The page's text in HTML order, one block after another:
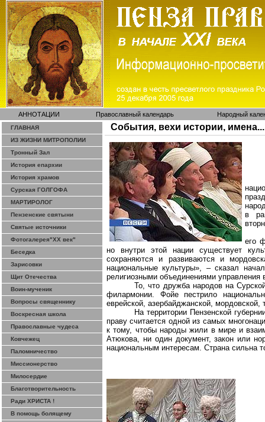
АННОТАЦИИ Православный календарь Народный
ГЛАВНАЯ
ИЗ ЖИЗНИ МИТРОПОЛИИ
Тронный Зал
История епархии
История храмов
Сурская ГОЛГОФА
МАРТИРОЛОГ
Пензенские святыни
Святые источники
Фотогалерея"ХХ век"
Беседка
Зарисовки
Щит Отечества
Воин-мученик
Вопросы священнику
Воскресная школа
Православные чудеса
Ковчежец
Паломничество
Миссионерство
Милосердие
Благотворительность
Ради ХРИСТА !
В помощь болящему
События, вехи истории, имена...
в
его
но внутри этой нации существует
сохраняются и развиваются и
национальные культуры», – сказал
религиозными объединениями
То, что дружба народов на
филармонии. Фойе пестрило
еврейской, азербайджанской, мордовской,
На территории Пензенской
праву считается одной из самых
к тому, чтобы народы жили в мире и
Атюкова, ни один документ, закон или
национальным интересам. Страна сильна